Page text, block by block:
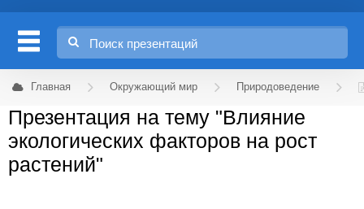
Главная Окружающий мир Природоведение
Презентация на тему "Влияние
экологических факторов на рост
растений"